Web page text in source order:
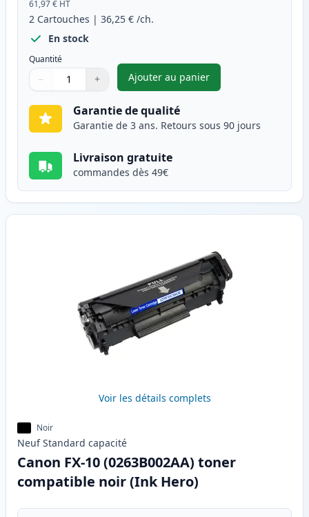
61,97 € HT
2 Cartouches | 36,25 € /ch.
En stock
Quantité
Quantité
Utilisez les boutons pour ajuster
− +
Quantité
Ajouter au panier
,Pack de 2 Canon FX-10
Garantie de qualité
Garantie de 3 ans. Retours sous 90 jours
Livraison gratuite
commandes dès 49€
Voir les détails complets
Noir
Neuf Standard capacité
Canon FX-10 (0263B002AA) toner
compatible noir (Ink Hero)